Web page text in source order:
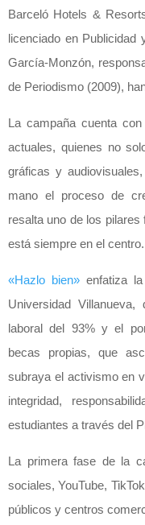
Barceló Hotels &
licenciado en Publicidad
García-Monzón,
de Periodismo (2009),
La campaña cuenta
actuales, quienes no
gráficas y
mano el proceso de
resalta uno de los
está siempre en el centro.
«Hazlo bien»enfatiza la
Universidad
laboral del 93% y el
becas propias, que
subraya el activismo en
integridad,
estudiantes a través del
La primera fase de la
sociales, YouTube,
públicos y centros